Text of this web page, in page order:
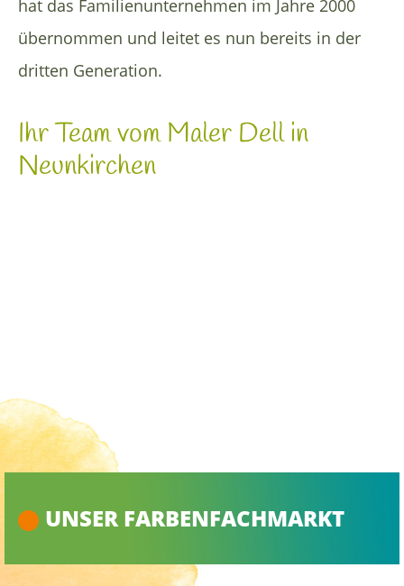
hat das Familienunternehmen im Jahre 2000
übernommen und leitet es nun bereits in der
dritten Generation.
Ihr Team vom Maler Dell in
Neunkirchen
UNSER FARBENFACHMARKT